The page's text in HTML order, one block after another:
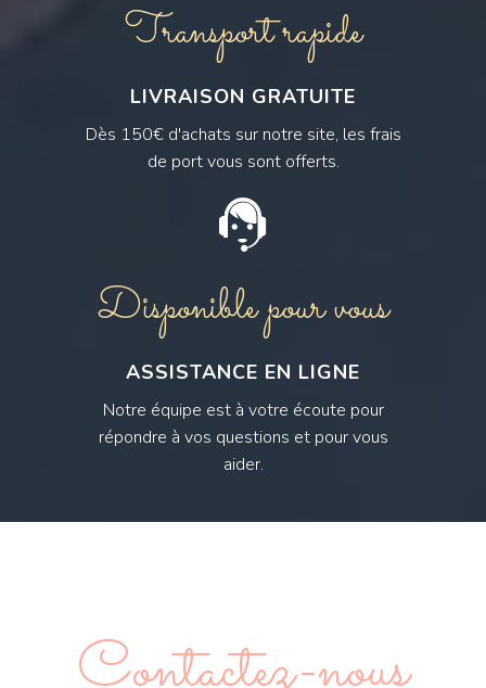
Transport rapide
LIVRAISON GRATUITE
Dès 150€ d'achats sur notre site, les frais
de port vous sont offerts.
Disponible pour vous
ASSISTANCE EN LIGNE
Notre équipe est à votre écoute pour
répondre à vos questions et pour vous
aider.